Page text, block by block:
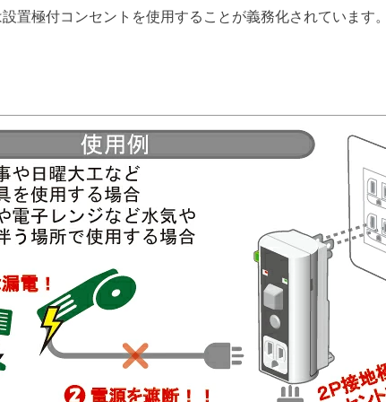
置極付コンセントを使用することが義務化されています